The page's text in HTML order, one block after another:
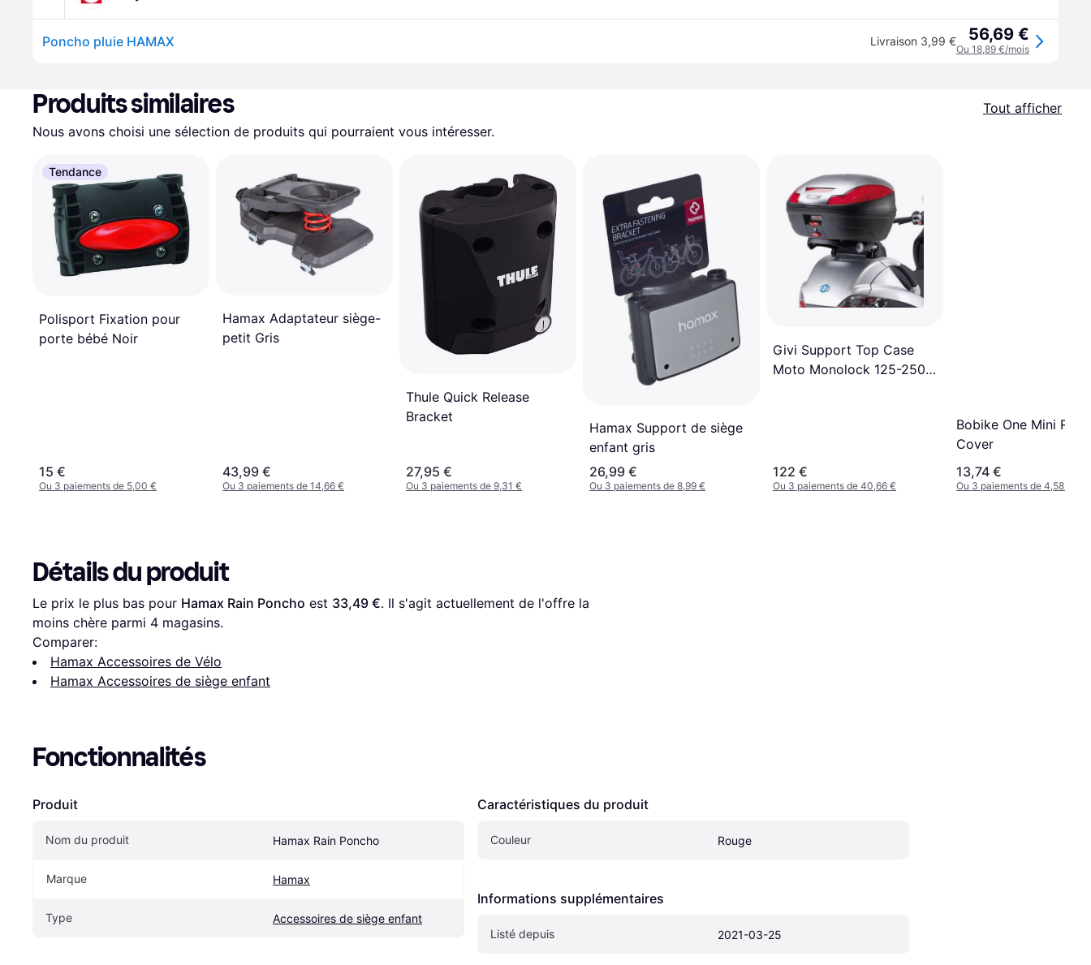
Poncho pluie HAMAX Livraison 3,99 € 56,69 €
Ou 18,89 €/mois
Produits similaires
Tout afficher
Nous avons choisi une sélection de produits qui pourraient vous intéresser.
Tendance
Polisport Fixation pour
porte bébé Noir
15 €
Ou 3 paiements de 5,00 €
Hamax Adaptateur siège-
petit Gris
43,99 €
Ou 3 paiements de 14,66 €
Thule Quick Release
Bracket
27,95 €
Ou 3 paiements de 9,31 €
Hamax Support de siège
enfant gris
26,99 €
Ou 3 paiements de 8,99 €
Givi Support Top Case
Moto Monolock 125-250-
122 €
Ou 3 paiements de 40,66 €
Bobike One Mini Rain
Cover
13,74 €
Ou 3 paiements de 4,58 €
Détails du produit
Le prix le plus bas pour Hamax Rain Poncho est 33,49 €. Il s'agit actuellement de l'offre la
moins chère parmi 4 magasins.
Comparer:
Hamax Accessoires de Vélo
Hamax Accessoires de siège enfant
Fonctionnalités
Produit
Nom du produit Hamax Rain Poncho
Marque Hamax
Type Accessoires de siège enfant
Caractéristiques du produit
Couleur Rouge
Informations supplémentaires
Listé depuis 2021-03-25